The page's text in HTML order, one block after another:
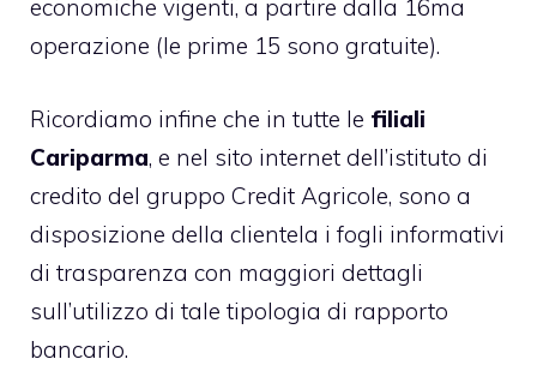
economiche vigenti, a partire dalla 16ma
operazione (le prime 15 sono gratuite).
Ricordiamo infine che in tutte le filiali
Cariparma, e nel sito internet dell’istituto di
credito del gruppo Credit Agricole, sono a
disposizione della clientela i fogli informativi
di trasparenza con maggiori dettagli
sull’utilizzo di tale tipologia di rapporto
bancario.